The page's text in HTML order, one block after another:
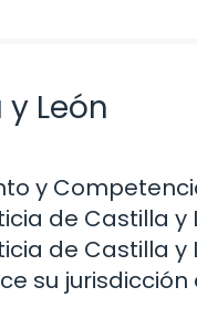
León
y
de Castilla y
de Castilla y
su